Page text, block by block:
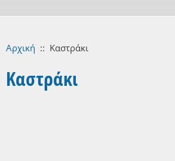
Αρχική :: Καστράκι
Καστράκι